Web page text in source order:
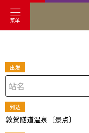
菜单
出发
到达
敦贺隧道温泉〔景点〕